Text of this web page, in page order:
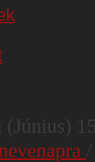
(Június)